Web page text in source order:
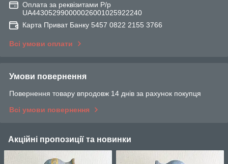
Оплата за реквізитами Р/р
UA443052990000026001025922240
Карта Приват Банку 5457 0822 2155 3766
Всі умови оплати
Умови повернення
Повернення товару впродовж 14 днів за рахунок покупця
Всі умови повернення
Акційні пропозиції та новинки